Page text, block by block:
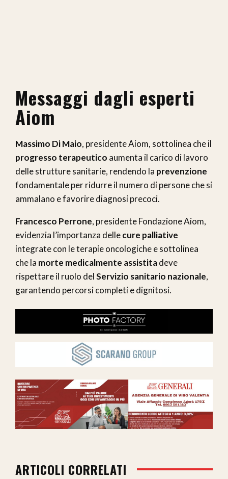
Messaggi dagli esperti
Aiom
Massimo Di Maio, presidente Aiom, sottolinea che il
progresso terapeutico aumenta il carico di lavoro
delle strutture sanitarie, rendendo la prevenzione
fondamentale per ridurre il numero di persone che si
ammalano e favorire diagnosi precoci.
Francesco Perrone, presidente Fondazione Aiom,
evidenzia l’importanza dellecure palliative
integrate con le terapie oncologiche e sottolinea
che la morte medicalmente assistitadeve
rispettare il ruolo delServizio sanitario nazionale,
garantendo percorsi completi e dignitosi.
ARTICOLI CORRELATI